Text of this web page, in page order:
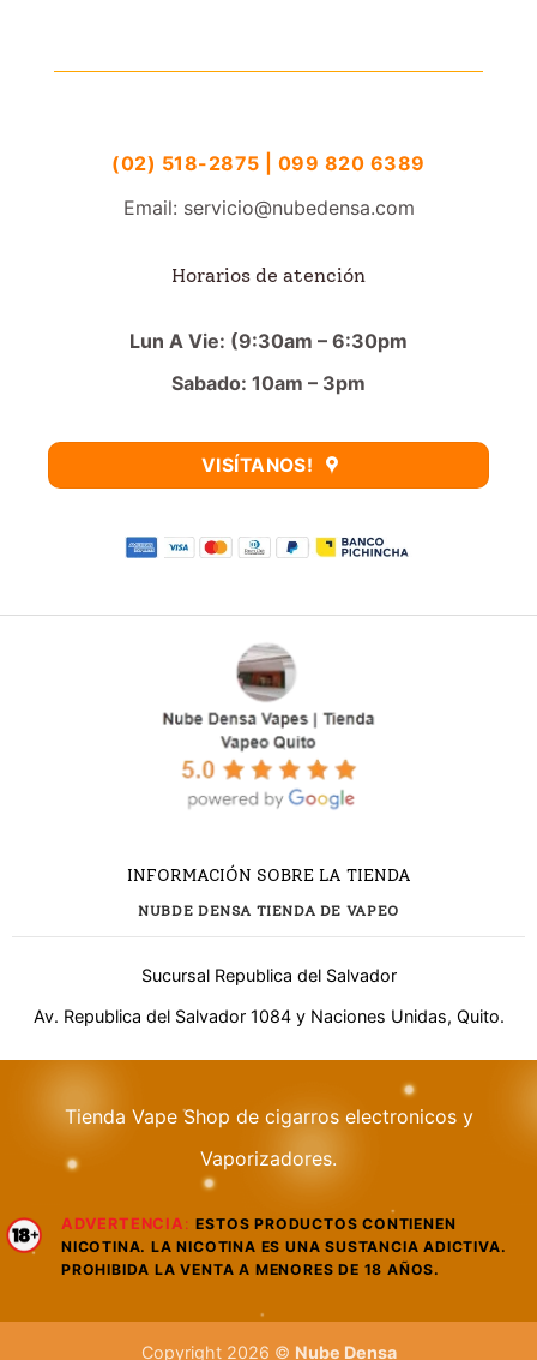
INFORMACIÓN SOBRE LA TIENDA
NUBDE DENSA TIENDA DE VAPEO
Sucursal Republica del Salvador
Av. Republica del Salvador 1084 y Naciones Unidas, Quito.
(02) 518-2875 | 099 820 6389
Email: servicio@nubedensa.com
Horarios de atención
Lun A Vie: (9:30am – 6:30pm
Sabado: 10am – 3pm
VISÍTANOS!
Tienda Vape Shop de cigarros electronicos y
Vaporizadores.
ADVERTENCIA : ESTOS PRODUCTOS CONTIENEN
NICOTINA. LA NICOTINA ES UNA SUSTANCIA ADICTIVA.
PROHIBIDA LA VENTA A MENORES DE 18 AÑOS.
Llamar
LIVE CHAT
Copyright 2026 © Nube Densa